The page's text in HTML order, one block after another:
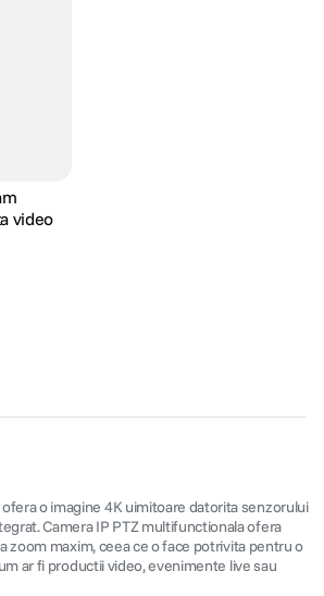
video
ofera o imagine 4K uimitoare datorita senzorului
Camera IP PTZ multifunctionala ofera
zoom maxim, ceea ce o face potrivita pentru o
ar fi productii video, evenimente live sau